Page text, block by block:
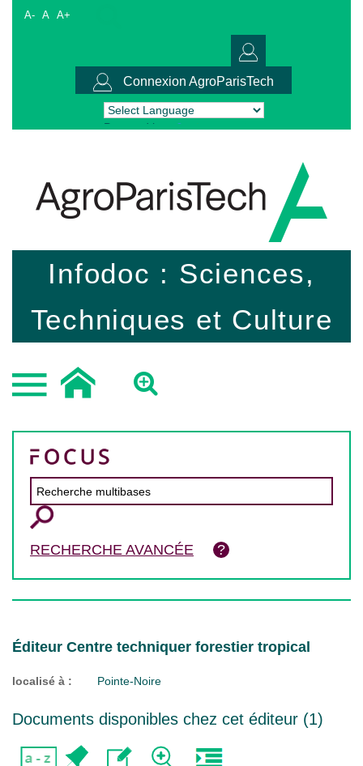
A- A A+
Connexion AgroParisTech
Powered by Translate
Infodoc : Sciences,
Techniques et Culture
RECHERCHE AVANCÉE
Éditeur Centre techniquer forestier tropical
localisé à : Pointe-Noire
Documents disponibles chez cet éditeur (1)